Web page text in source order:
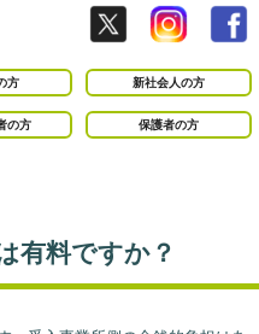
方 新社会人の方
の方 保護者の方
有料ですか？